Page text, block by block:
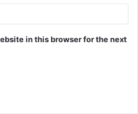
in this browser for the next